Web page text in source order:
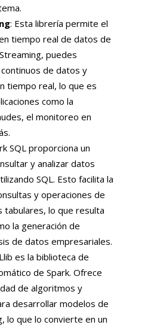
: Esta librería permite el
tiempo real de datos de
puedes
de datos y
tiempo real, lo que es
como la
el monitoreo en
SQL proporciona un
y analizar datos
SQL. Esto facilita la
y operaciones de
tabulares, lo que resulta
la generación de
de datos empresariales.
es la biblioteca de
de Spark. Ofrece
de algoritmos y
desarrollar modelos de
lo que lo convierte en un